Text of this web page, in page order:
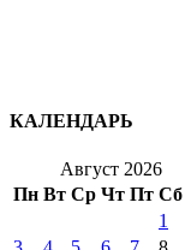
КАЛЕНДАРЬ
Август 2026
Пн Вт Ср Чт Пт Сб
1